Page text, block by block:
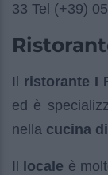
33 Tel (+39)
Il ristorante I
ed è
nella cucina
Il locale è